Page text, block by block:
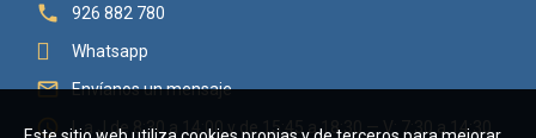

926 882 780
Whatsapp
 Envíanos un mensaje
 L a J de 8:30 a 14:00 y de 15:45 a 18:30 — V: 7:30 a 14:30